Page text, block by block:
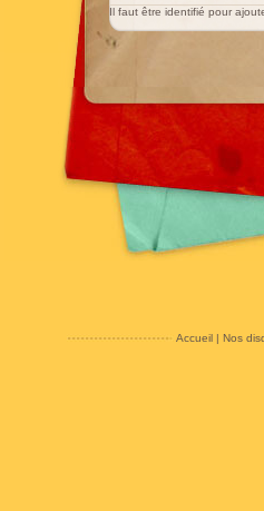
Il faut être identifié pour
Accueil| Nos